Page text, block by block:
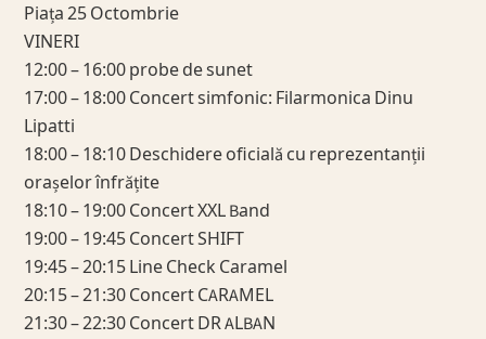
Piața 25 Octombrie
VINERI
12:00 – 16:00 probe de sunet
17:00 – 18:00 Concert simfonic: Filarmonica Dinu
Lipatti
18:00 – 18:10 Deschidere oficială cu reprezentanții
orașelor înfrățite
18:10 – 19:00 Concert XXL Band
19:00 – 19:45 Concert SHIFT
19:45 – 20:15 Line Check Caramel
20:15 – 21:30 Concert CARAMEL
21:30 – 22:30 Concert DR ALBAN